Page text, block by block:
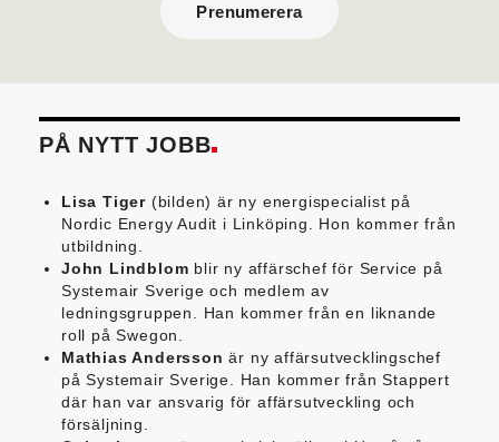
Prenumerera
PÅ NYTT JOBB
Lisa Tiger (bilden) är ny energispecialist på
Nordic Energy Audit i Linköping. Hon kommer från
utbildning.
John Lindblom blir ny affärschef för Service på
Systemair Sverige och medlem av
ledningsgruppen. Han kommer från en liknande
roll på Swegon.
Mathias Andersson är ny affärsutvecklingschef
på Systemair Sverige. Han kommer från Stappert
där han var ansvarig för affärsutveckling och
försäljning.